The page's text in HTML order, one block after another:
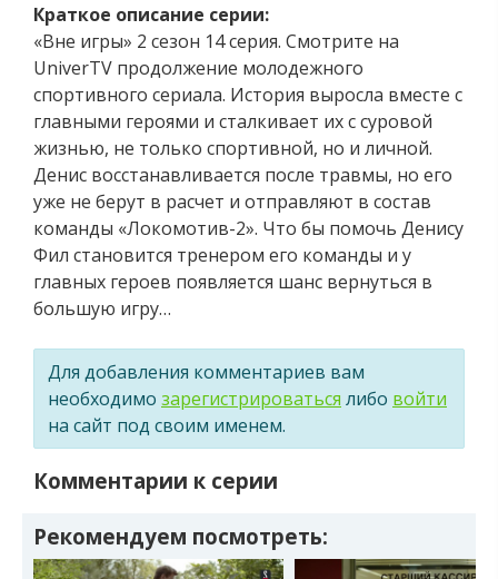
Краткое описание серии:
«Вне игры» 2 сезон 14 серия. Смотрите на
UniverTV продолжение молодежного
спортивного сериала. История выросла вместе с
главными героями и сталкивает их с суровой
жизнью, не только спортивной, но и личной.
Денис восстанавливается после травмы, но его
уже не берут в расчет и отправляют в состав
команды «Локомотив-2». Что бы помочь Денису
Фил становится тренером его команды и у
главных героев появляется шанс вернуться в
большую игру…
Для добавления комментариев вам
необходимо зарегистрироваться либо войти
на сайт под своим именем.
Комментарии к серии
Рекомендуем посмотреть: